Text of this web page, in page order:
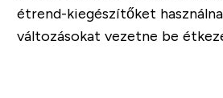
étrend-kiegészítőket
változásokat vezetne be